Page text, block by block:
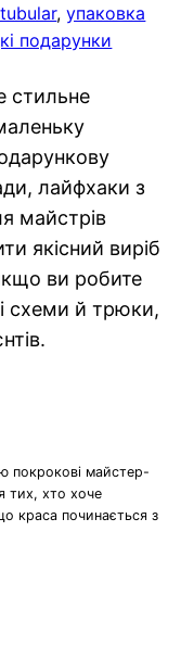
, упаковка
подарунки
стильне
лайфхаки з
майстрів
якісний виріб
ви робите
схеми й трюки,
покрокові майстер-
тих, хто хоче
краса починається з